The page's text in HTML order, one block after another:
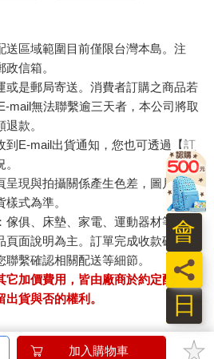
送區域範圍目前僅限台灣本島。注
信箱。
或是郵局寄送。消費者訂購之商品若
mail無法聯繫逾三天者，本公司將取
款。
到E-mail出貨通知，您也可透過【訂
呈現與拍攝關係產生色差，圖片僅供
式為準。
俱、床墊、家電、運動器材等）及
頁面說明為主。訂單完成收款確認
繫確認相關配送等細節。
它加價費用，皆由廠商於約定配送時
貨與否的權利。
作ATM! 如接獲電話要求您前往
加入購物車
日
員
會